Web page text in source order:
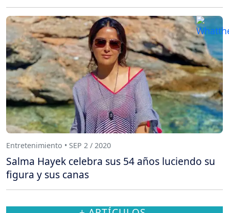
Entretenimiento • SEP 2 / 2020
Salma Hayek celebra sus 54 años luciendo su
figura y sus canas